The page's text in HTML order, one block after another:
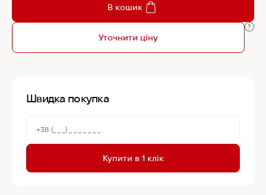
В кошик
Уточнити ціну
Швидка покупка
Купити в 1 клік